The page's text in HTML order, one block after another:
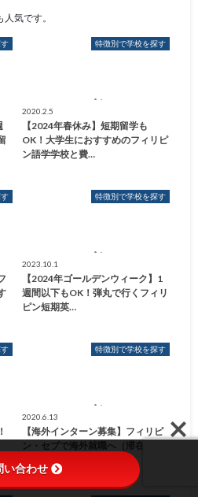
気です。
特徴別で学校を探す
2020.2.5
【2024年春休み】短期留学も
OK！大学生におすすめのフィリピ
ン語学学校と費…
特徴別で学校を探す
2023.10.1
【2024年ゴールデンウィーク】1
週間以下もOK！弾丸で行くフィリ
ピン短期英…
特徴別で学校を探す
2020.6.13
【海外インターン募集】フィリピ
ン・セブで海外就職へ（滞在費・
い合わせ